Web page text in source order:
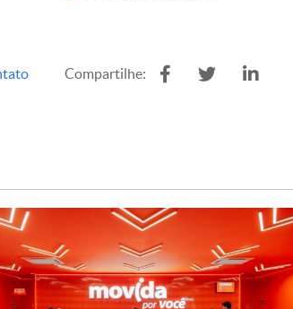
Compartilhe: